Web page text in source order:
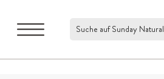
Suche auf Sunday Natural